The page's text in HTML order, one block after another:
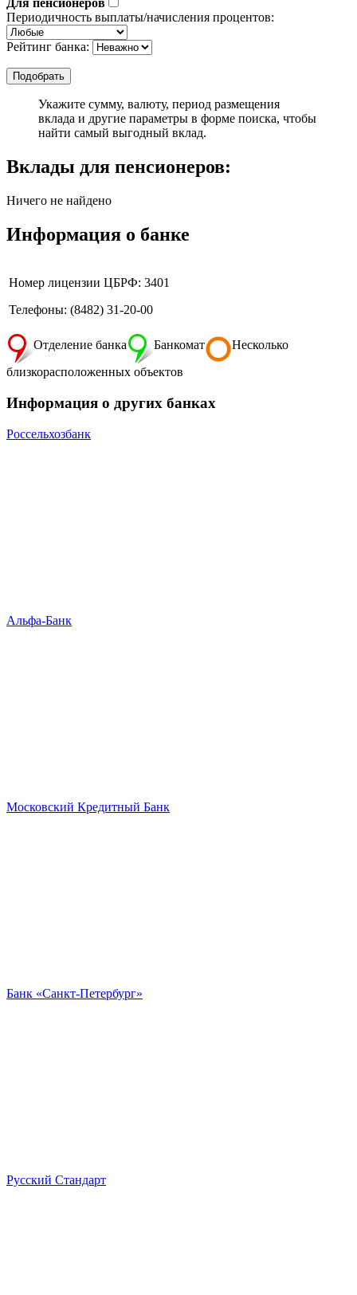
Периодичность выплаты/начисления процентов:
Рейтинг банка:
Укажите сумму, валюту, период размещения
вклада и другие параметры в форме поиска, чтобы
найти самый выгодный вклад.
Вклады для пенсионеров:
Ничего не найдено
Информация о банке
Номер лицензии ЦБРФ: 3401
Телефоны: (8482) 31-20-00
Отделение банка Банкомат Несколько
близкорасположенных объектов
Информация о других банках
Россельхозбанк
Альфа-Банк
Московский Кредитный Банк
Банк «Санкт-Петербург»
Русский Стандарт